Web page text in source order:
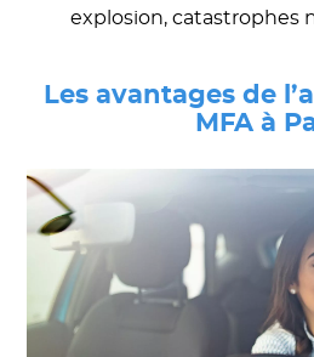
explosion, catastrophes
Les avantages de
MFA à